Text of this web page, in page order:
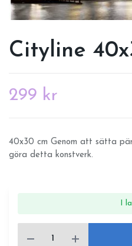
Cityline
299 kr
40x30 cm Genom att sätta
göra detta konstverk.
I